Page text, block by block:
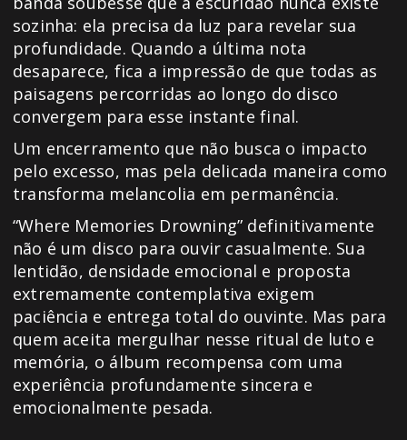
sozinha: ela precisa da luz para revelar sua
profundidade. Quando a última nota
desaparece, fica a impressão de que todas as
paisagens percorridas ao longo do disco
convergem para esse instante final.
Um encerramento que não busca o impacto
pelo excesso, mas pela delicada maneira como
transforma melancolia em permanência.
“Where Memories Drowning” definitivamente
não é um disco para ouvir casualmente. Sua
lentidão, densidade emocional e proposta
extremamente contemplativa exigem
paciência e entrega total do ouvinte. Mas para
quem aceita mergulhar nesse ritual de luto e
memória, o álbum recompensa com uma
experiência profundamente sincera e
emocionalmente pesada.